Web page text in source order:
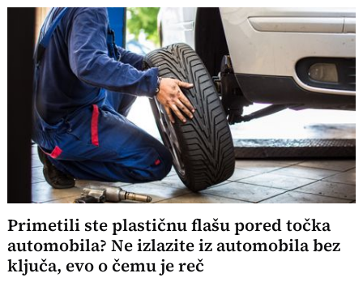
Primetili ste plastičnu flašu pored točka
automobila? Ne izlazite iz automobila bez
ključa, evo o čemu je reč